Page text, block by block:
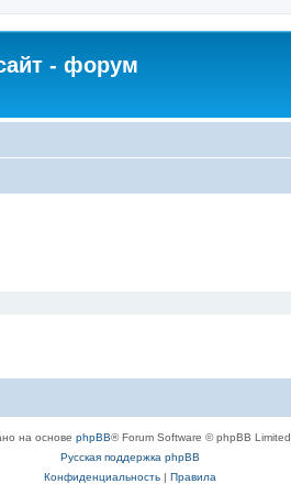
- форум
на основе phpBB® Forum Software © phpBB Limited
Русская поддержка phpBB
Конфиденциальность| Правила